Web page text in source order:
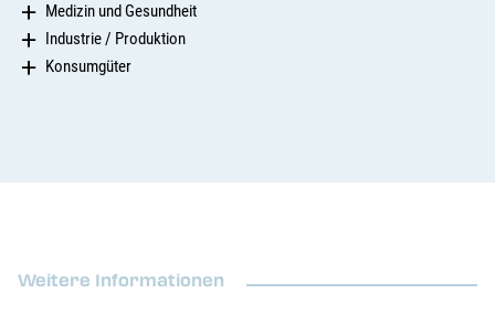
Medizin und Gesundheit
Industrie / Produktion
Konsumgüter
Weitere Informationen